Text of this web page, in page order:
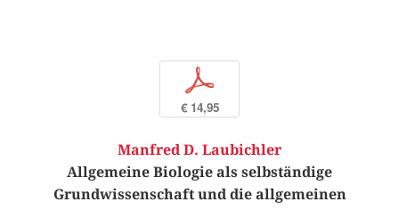
p
€ 14,95
Manfred D. Laubichler
Allgemeine Biologie als selbständige
Grundwissenschaft und die allgemeinen